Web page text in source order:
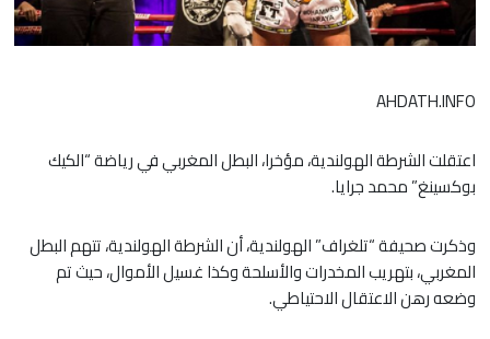
AHDATH.INFO
اعتقلت الشرطة الهولندية، مؤخرا، البطل المغربي في رياضة “الكيك
بوكسينغ” محمد جرايا.
وذكرت صحيفة “تلغراف” الهولندية، أن الشرطة الهولندية، تتهم البطل
المغربي، بتهريب المخدرات والأسلحة وكذا غسيل الأموال، حيث تم
وضعه رهن الاعتقال الاحتياطي.